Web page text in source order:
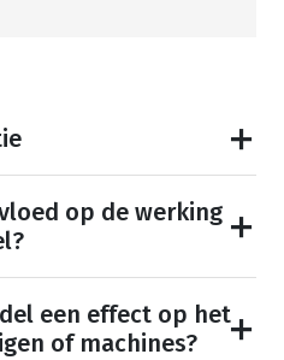
op de werking
een effect op het
of machines?